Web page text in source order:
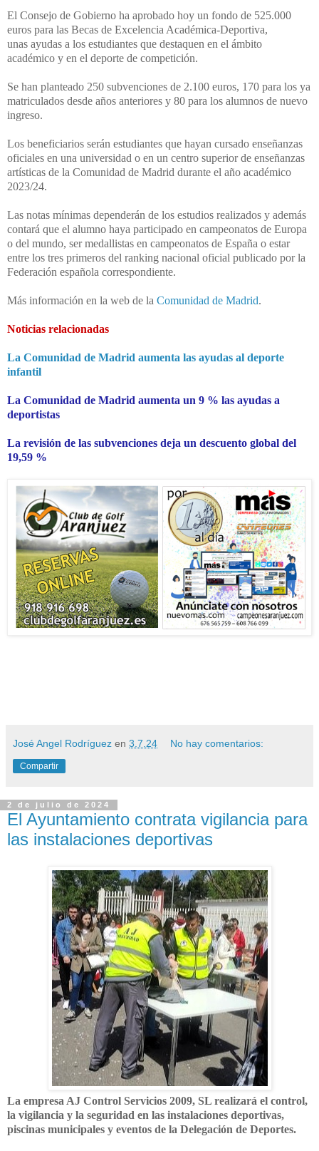
El Consejo de Gobierno ha aprobado hoy un fondo de 525.000
euros para las Becas de Excelencia Académica-Deportiva,
unas ayudas a los estudiantes que destaquen en el ámbito
académico y en el deporte de competición.
Se han planteado 250 subvenciones de 2.100 euros, 170 para los ya
matriculados desde años anteriores y 80 para los alumnos de nuevo
ingreso.
Los beneficiarios serán estudiantes que hayan cursado enseñanzas
oficiales en una universidad o en un centro superior de enseñanzas
artísticas de la Comunidad de Madrid durante el año académico
2023/24.
Las notas mínimas dependerán de los estudios realizados y además
contará que el alumno haya participado en campeonatos de Europa
o del mundo, ser medallistas en campeonatos de España o estar
entre los tres primeros del ranking nacional oficial publicado por la
Federación española correspondiente.
Más información en la web de la Comunidad de Madrid.
Noticias relacionadas
La Comunidad de Madrid aumenta las ayudas al deporte
infantil
La Comunidad de Madrid aumenta un 9 % las ayudas a
deportistas
La revisión de las subvenciones deja un descuento global del
19,59 %
José Angel Rodríguez en 3.7.24 No hay comentarios:
Compartir
2 de julio de 2024
El Ayuntamiento contrata vigilancia para
las instalaciones deportivas
La empresa AJ Control Servicios 2009, SL realizará el control,
la vigilancia y la seguridad en las instalaciones deportivas,
piscinas municipales y eventos de la Delegación de Deportes.